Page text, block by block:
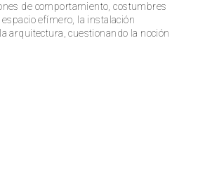
de comportamiento, costumbres
efímero, la instalación
arquitectura, cuestionando la noción